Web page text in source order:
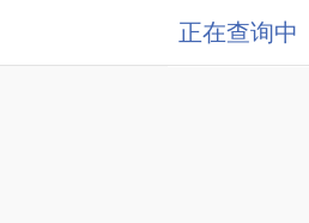
正在查询中